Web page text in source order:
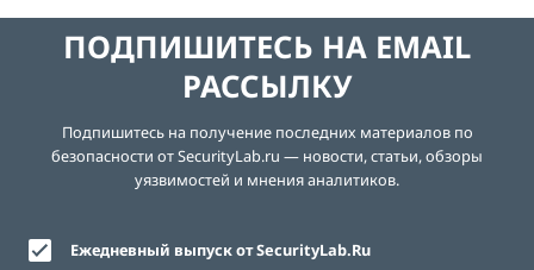
ПОДПИШИТЕСЬ НА EMAIL
РАССЫЛКУ
Подпишитесь на получение последних материалов по
безопасности от SecurityLab.ru — новости, статьи, обзоры
уязвимостей и мнения аналитиков.
Ежедневный выпуск от SecurityLab.Ru